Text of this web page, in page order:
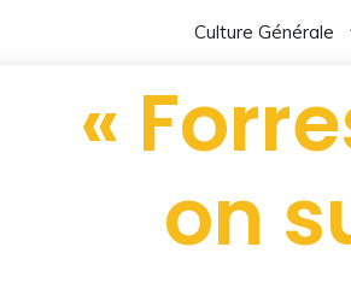
Culture Générale
«
on